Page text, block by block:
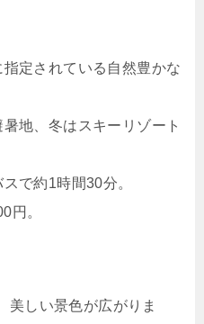
定されている自然豊かな
地、冬はスキーリゾート
で約1時間30分。​
円。​
美しい景色が広がりま